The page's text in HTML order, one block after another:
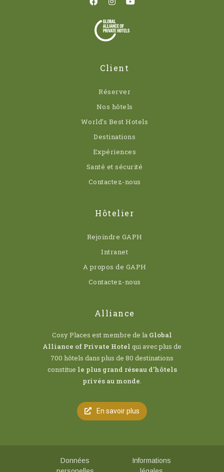
Client
Réserver
Nos hôtels
World’s Best Hotels
Destinations
Expériences
Santé et sécurité
Contactez-nous
Hôtelier
Rejoindre GAPH
Intranet
A propos de GAPH
Contactez-nous
Alliance
Cosy Places est membre de la Global
Alliance of Private Hotel qui avec plus de
700 hôtels dans plus de 80 destinations
constitue le plus grand réseau d’hôtels
privés au monde
En savoir plus
Données
Informations